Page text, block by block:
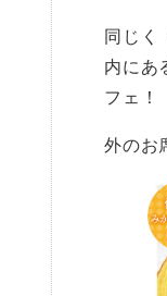
同じく
内にあ
フェ！
外のお